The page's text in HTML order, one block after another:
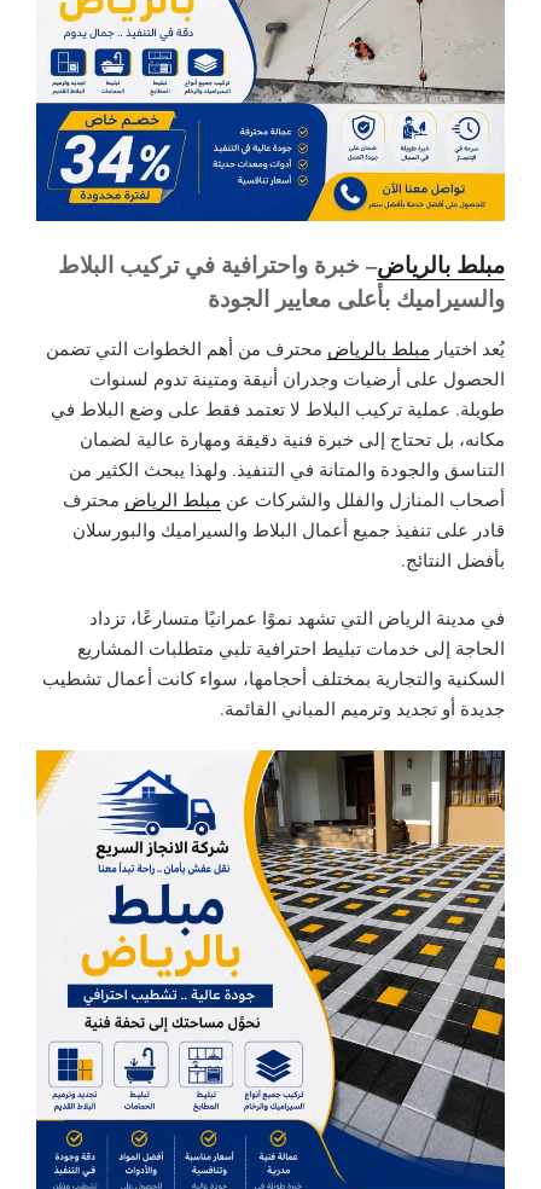
مبلط بالرياض– خبرة واحترافية في تركيب البلاط
والسيراميك بأعلى معايير الجودة
يُعد اختيار مبلط بالرياض محترف من أهم الخطوات التي تضمن
الحصول على أرضيات وجدران أنيقة ومتينة تدوم لسنوات
طويلة. عملية تركيب البلاط لا تعتمد فقط على وضع البلاط في
مكانه، بل تحتاج إلى خبرة فنية دقيقة ومهارة عالية لضمان
التناسق والجودة والمتانة في التنفيذ. ولهذا يبحث الكثير من
أصحاب المنازل والفلل والشركات عن مبلط الرياض محترف
قادر على تنفيذ جميع أعمال البلاط والسيراميك والبورسلان
بأفضل النتائج.
في مدينة الرياض التي تشهد نموًا عمرانيًا متسارعًا، تزداد
الحاجة إلى خدمات تبليط احترافية تلبي متطلبات المشاريع
السكنية والتجارية بمختلف أحجامها، سواء كانت أعمال تشطيب
جديدة أو تجديد وترميم المباني القائمة.